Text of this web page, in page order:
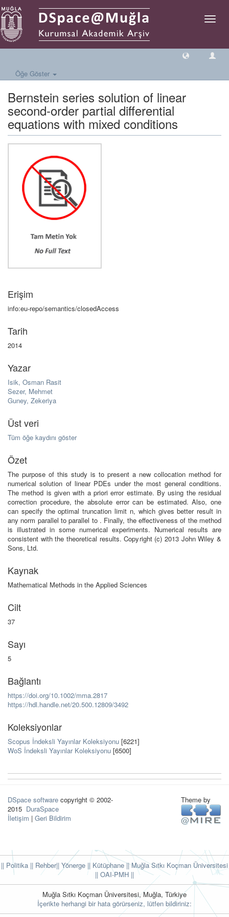
Geçiş
Öğe Göster
Bernstein series solution of linear
second-order partial differential
equations with mixed conditions
Erişim
info:eu-repo/semantics/closedAccess
Tarih
2014
Yazar
Isik, Osman Rasit
Sezer, Mehmet
Guney, Zekeriya
Üst veri
Tüm öğe kaydını göster
Özet
The purpose of this study is to present a new collocation method for
numerical solution of linear PDEs under the most general conditions.
The method is given with a priori error estimate. By using the residual
correction procedure, the absolute error can be estimated. Also, one
can specify the optimal truncation limit n, which gives better result in
any norm parallel to parallel to . Finally, the effectiveness of the method
is illustrated in some numerical experiments. Numerical results are
consistent with the theoretical results. Copyright (c) 2013 John Wiley &
Sons, Ltd.
Kaynak
Mathematical Methods in the Applied Sciences
Cilt
37
Sayı
5
Bağlantı
https://doi.org/10.1002/mma.2817
https://hdl.handle.net/20.500.12809/3492
Koleksiyonlar
Scopus İndeksli Yayınlar Koleksiyonu [6221]
WoS İndeksli Yayınlar Koleksiyonu [6500]
DSpace software copyright © 2002-
2015 DuraSpace
İletişim | Geri Bildirim
Theme by
|| Politika || Rehber|| Yönerge || Kütüphane|| Muğla Sıtkı Koçman Üniversitesi
|| OAI-PMH ||
Muğla Sıtkı Koçman Üniversitesi, Muğla, Türkiye
İçerikte herhangi bir hata görürseniz, lütfen bildiriniz: